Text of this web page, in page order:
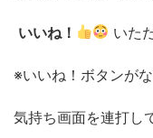
いいね！ いた
※いいね！ボタンがな
気持ち画面を連打し